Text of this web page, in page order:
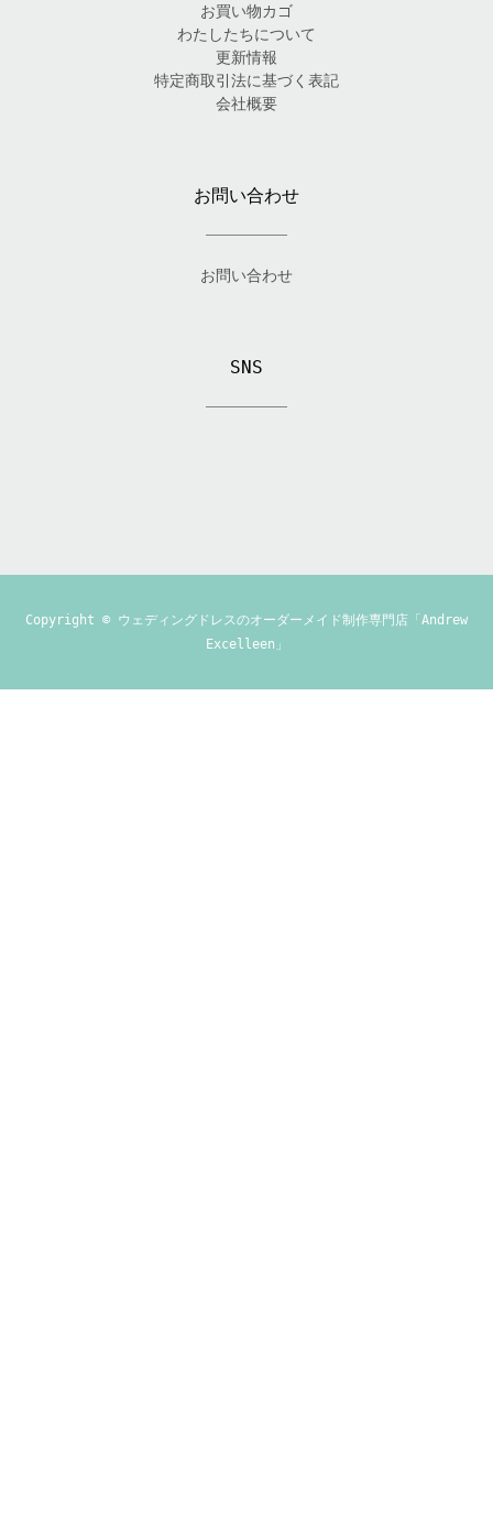
お買い物カゴ
わたしたちについて
更新情報
特定商取引法に基づく表記
会社概要
お問い合わせ
お問い合わせ
SNS
Copyright © ウェディングドレスのオーダーメイド制作専門店「Andrew
Excelleen」